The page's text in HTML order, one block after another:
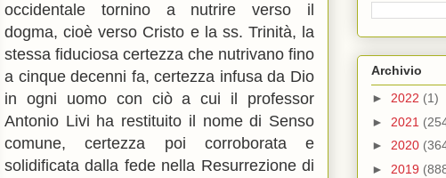
occidentale tornino a nutrire verso il
dogma, cioè verso Cristo e la ss. Trinità, la
stessa fiduciosa certezza che nutrivano fino
a cinque decenni fa, certezza infusa da Dio
in ogni uomo con ciò a cui il professor
Antonio Livi ha restituito il nome di Senso
comune, certezza poi corroborata e
solidificata dalla fede nella Resurrezione di
Archivio
► 2022 (1)
► 2021
► 2020
► 2019